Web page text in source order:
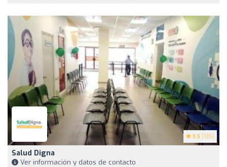
3.5 (135)
Salud Digna
Ver información y datos de contacto